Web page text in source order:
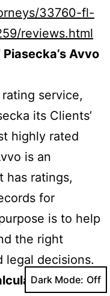
33760-fl-
reviews.html
Avvo
service,
its Clients’
highly rated
is an
has ratings,
for
is to help
the right
legal decisions.
Dark Mode: